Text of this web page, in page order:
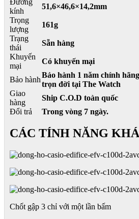
Đường
kính
51,6×46,6×14,2mm
Trọng
lượng
161g
Trạng
thái
Sẵn hàng
Khuyến
mại
Có khuyến mại
Bảo hành
Bảo hành 1 năm chính
trọn đời tại The Watch
Giao
hàng
Ship C.O.D toàn quốc
Đổi trả
Trong vòng 7 ngày.
CÁC TÍNH NĂNG
Chốt gập 3 chỉ với một lần bấm